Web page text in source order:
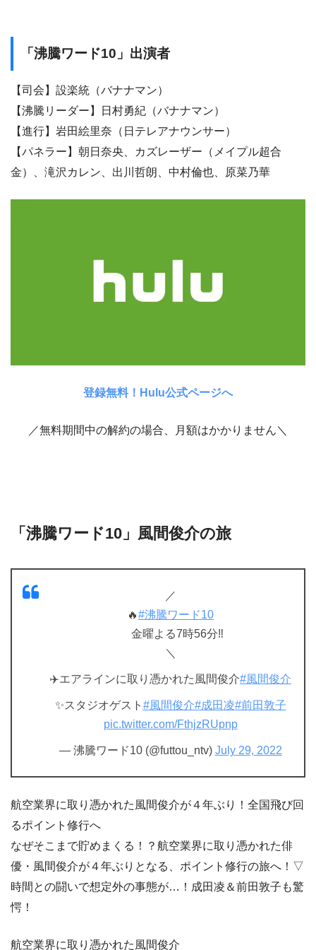
「沸騰ワード10」出演者
【司会】設楽統（バナナマン）
【沸騰リーダー】日村勇紀（バナナマン）
【進行】岩田絵里奈（日テレアナウンサー）
【パネラー】朝日奈央、カズレーザー（メイプル超合
金）、滝沢カレン、出川哲朗、中村倫也、原菜乃華
登録無料！Hulu公式ページへ
／無料期間中の解約の場合、月額はかかりません＼
「沸騰ワード10」風間俊介の旅
／
🔥#沸騰ワード10
金曜よる7時56分‼️
＼
✈️エアラインに取り憑かれた風間俊介#風間俊介
✨スタジオゲスト #風間俊介#成田凌#前田敦子
pic.twitter.com/FthjzRUpnp
— 沸騰ワード10 (@futtou_ntv) July 29, 2022
航空業界に取り憑かれた風間俊介が４年ぶり！全国飛び回
るポイント修行へ
なぜそこまで貯めまくる！？航空業界に取り憑かれた俳
優・風間俊介が４年ぶりとなる、ポイント修行の旅へ！▽
時間との闘いで想定外の事態が…！成田凌＆前田敦子も驚
愕！
航空業界に取り憑かれた風間俊介